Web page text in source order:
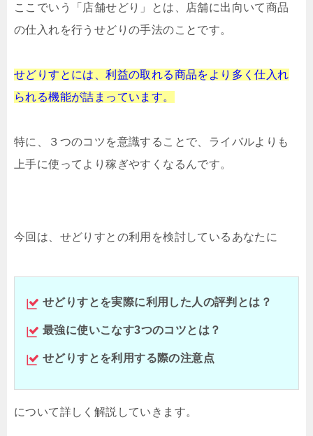
ここでいう「店舗せどり」とは、店舗に出向いて商品
の仕入れを行うせどりの手法のことです。
せどりすとには、利益の取れる商品をより多く仕入れ
られる機能が詰まっています。
特に、 ３つのコツを意識することで、 ライバルよりも
上手に使って より稼ぎやすくなるんです。
今回は、せどりすとの利用を検討しているあなたに
せどりすとを実際に利用した人の評判とは？
最強に使いこなす3つのコツとは？
せどりすとを利用する際の注意点
について詳しく解説していきます。